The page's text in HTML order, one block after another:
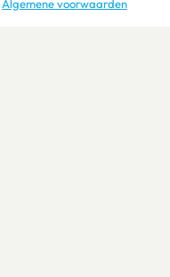
Algemene voorwaarden